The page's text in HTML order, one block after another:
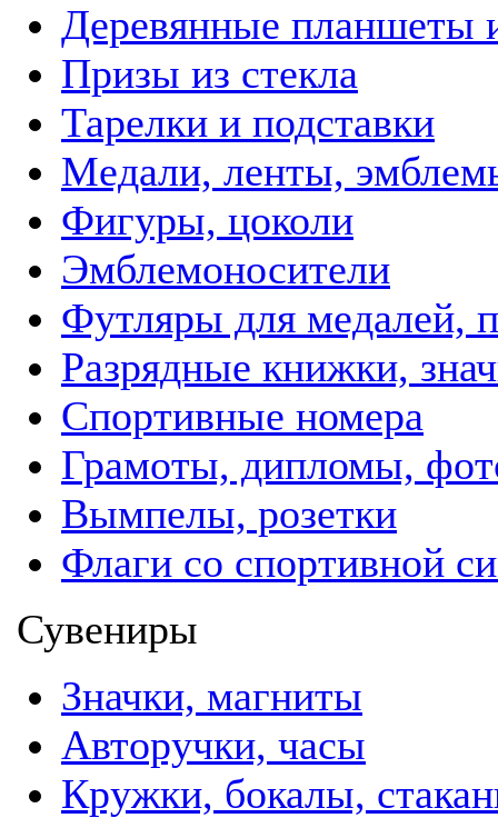
Деревянные планшеты
Призы из стекла
Тарелки и подставки
Медали, ленты,
Фигуры, цоколи
Эмблемоносители
Футляры для медалей,
Разрядные книжки,
Спортивные номера
Грамоты, дипломы,
Вымпелы, розетки
Флаги со спортивной
Сувениры
Значки, магниты
Авторучки, часы
Кружки, бокалы,